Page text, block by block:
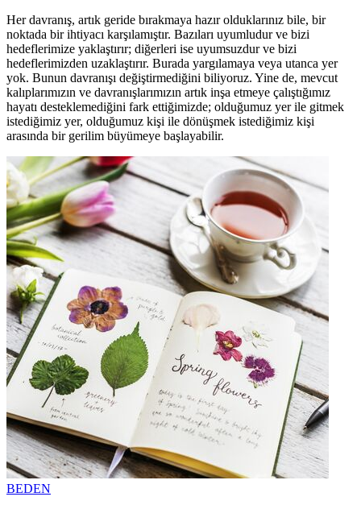
Her davranış, artık geride bırakmaya hazır olduklarınız bile, bir
noktada bir ihtiyacı karşılamıştır. Bazıları uyumludur ve bizi
hedeflerimize yaklaştırır; diğerleri ise uyumsuzdur ve bizi
hedeflerimizden uzaklaştırır. Burada yargılamaya veya utanca yer
yok. Bunun davranışı değiştirmediğini biliyoruz. Yine de, mevcut
kalıplarımızın ve davranışlarımızın artık inşa etmeye çalıştığımız
hayatı desteklemediğini fark ettiğimizde; olduğumuz yer ile gitmek
istediğimiz yer, olduğumuz kişi ile dönüşmek istediğimiz kişi
arasında bir gerilim büyümeye başlayabilir.
BEDEN